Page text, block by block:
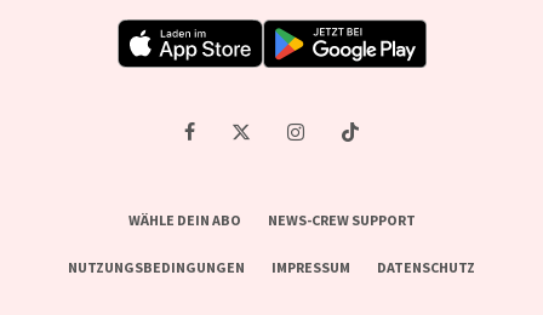
WÄHLE DEIN ABO NEWS-CREW SUPPORT
NUTZUNGSBEDINGUNGEN IMPRESSUM DATENSCHUTZ